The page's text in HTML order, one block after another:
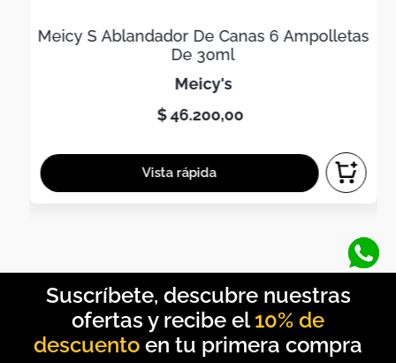
Meicy S Ablandador De Canas 6 Ampolletas
De 30ml
meicy's
$46.200,00
10% de
descuento